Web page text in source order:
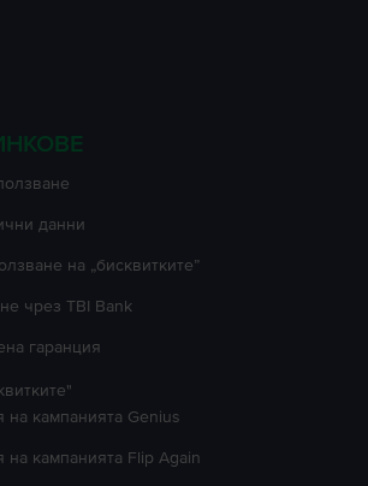
данни
на „бисквитките”
чрез TBI Bank
гаранция
на кампанията Genius
на кампанията Flip Again